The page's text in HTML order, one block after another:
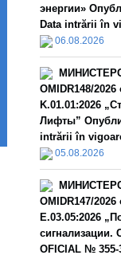
энергии»
Data intrării în
06.08.2026
OMIDR148/
K.01.01:2026
Лифты”
intrării în
05.08.2026
OMIDR147/
E.03.05:2026
сигнализации.
OFICIAL №